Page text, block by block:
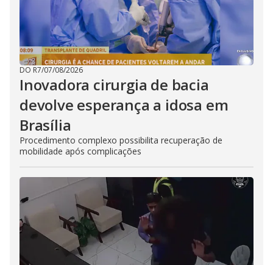
DO R7/07/08/2026
Inovadora cirurgia de bacia
devolve esperança a idosa em
Brasília
Procedimento complexo possibilita recuperação de
mobilidade após complicações